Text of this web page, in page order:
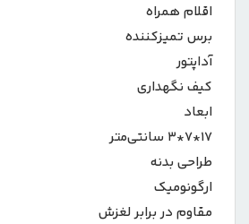
اقلام همراه
برس تمیزکننده
آداپتور
کیف نگهداری
ابعاد
۱۷*۷*۳ سانتی‌متر
طراحی بدنه
ارگونومیک
مقاوم در برابر لغزش